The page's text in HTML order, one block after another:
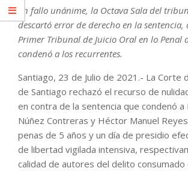
En fallo unánime, la Octava Sala del
descartó error de derecho en la
Primer Tribunal de Juicio Oral en lo Penal
condenó a los recurrentes.
Santiago, 23 de Julio de 2021.- La Corte
de Santiago rechazó el recurso de
en contra de la sentencia que condenó a
Núñez Contreras y Héctor Manuel
penas de 5 años y un día de presidio
de libertad vigilada intensiva,
calidad de autores del delito